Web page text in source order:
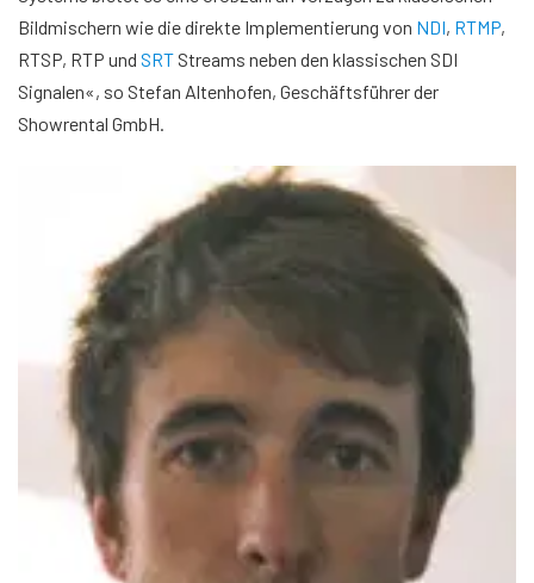
Bildmischern wie die direkte Implementierung von NDI, RTMP,
RTSP, RTP und SRT Streams neben den klassischen SDI
Signalen«, so Stefan Altenhofen, Geschäftsführer der
Showrental GmbH.